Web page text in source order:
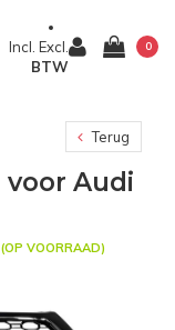
Incl. Excl.
BTW
0
Terug
voor Audi
VOORRAAD)